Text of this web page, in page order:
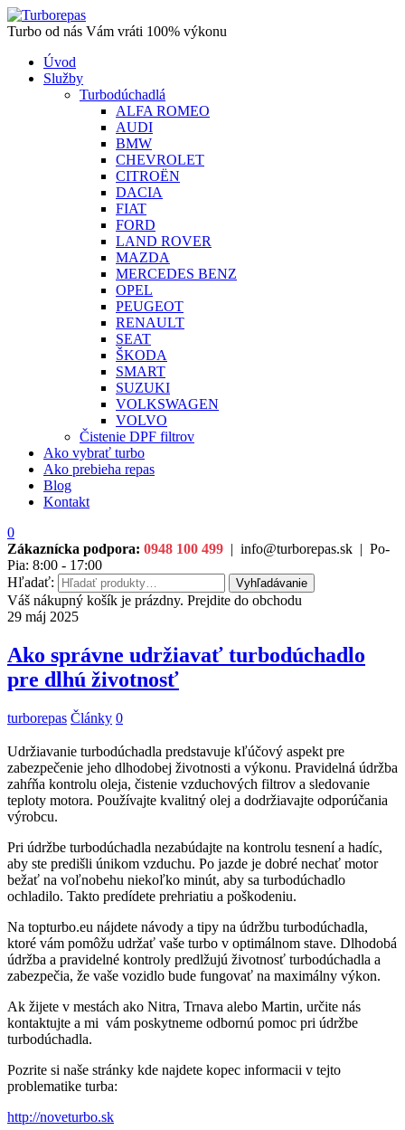
Turbo od nás Vám vráti 100% výkonu
Úvod
Služby
Turbodúchadlá
ALFA ROMEO
AUDI
BMW
CHEVROLET
CITROËN
DACIA
FIAT
FORD
LAND ROVER
MAZDA
MERCEDES BENZ
OPEL
PEUGEOT
RENAULT
SEAT
ŠKODA
SMART
SUZUKI
VOLKSWAGEN
VOLVO
Čistenie DPF filtrov
Ako vybrať turbo
Ako prebieha repas
Blog
Kontakt
0
Zákaznícka podpora: 0948 100 499 | info@turborepas.sk | Po-
Pia: 8:00 - 17:00
Hľadať:
Vyhľadávanie
Váš nákupný košík je prázdny. Prejdite do obchodu
29 máj 2025
Ako správne udržiavať turbodúchadlo
pre dlhú životnosť
turborepas Články 0
Udržiavanie turbodúchadla predstavuje kľúčový aspekt pre
zabezpečenie jeho dlhodobej životnosti a výkonu. Pravidelná údržba
zahŕňa kontrolu oleja, čistenie vzduchových filtrov a sledovanie
teploty motora. Používajte kvalitný olej a dodržiavajte odporúčania
výrobcu.
Pri údržbe turbodúchadla nezabúdajte na kontrolu tesnení a hadíc,
aby ste predišli únikom vzduchu. Po jazde je dobré nechať motor
bežať na voľnobehu niekoľko minút, aby sa turbodúchadlo
ochladilo. Takto predídete prehriatiu a poškodeniu.
Na topturbo.eu nájdete návody a tipy na údržbu turbodúchadla,
ktoré vám pomôžu udržať vaše turbo v optimálnom stave. Dlhodobá
údržba a pravidelné kontroly predlžujú životnosť turbodúchadla a
zabezpečia, že vaše vozidlo bude fungovať na maximálny výkon.
Ak žijete v mestách ako Nitra, Trnava alebo Martin, určite nás
kontaktujte a mi vám poskytneme odbornú pomoc pri údržbe
turbodúchadla.
Pozrite si naše stránky kde najdete kopec informacii v tejto
problematike turba:
http://noveturbo.sk